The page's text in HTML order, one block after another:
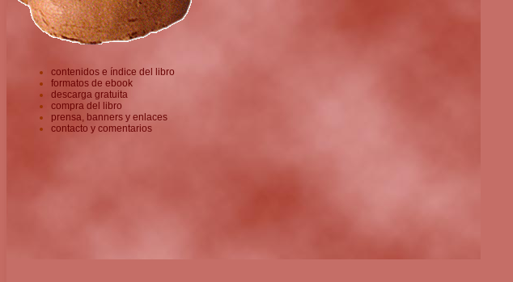
contenidos e índice del libro
formatos de ebook
descarga gratuita
compra del libro
prensa, banners y enlaces
contacto y comentarios